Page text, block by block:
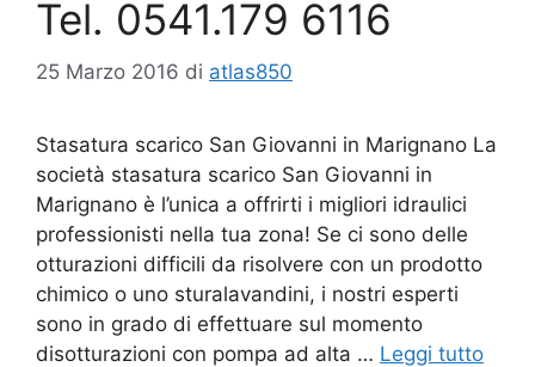
Tel. 0541.179 6116
25 Marzo 2016 di atlas850
Stasatura scarico San Giovanni in Marignano La
società stasatura scarico San Giovanni in
Marignano è l’unica a offrirti i migliori idraulici
professionisti nella tua zona! Se ci sono delle
otturazioni difficili da risolvere con un prodotto
chimico o uno sturalavandini, i nostri esperti
sono in grado di effettuare sul momento
disotturazioni con pompa ad alta … Leggi tutto